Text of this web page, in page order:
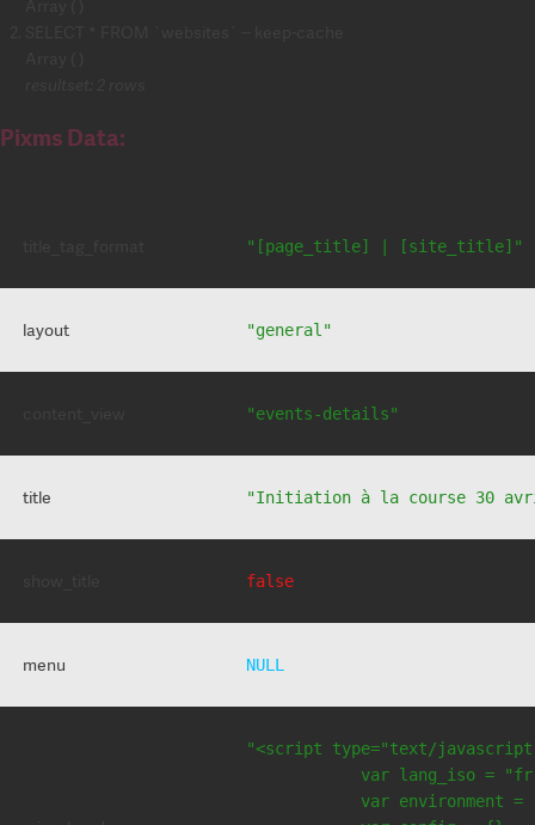
Pixms Data:
"[page_title] | [site_title]"
layout "general"
"events-details"
title "Initiation à la course 30
false
menu NULL
"<script type="text/
var lang_iso =
var environment =